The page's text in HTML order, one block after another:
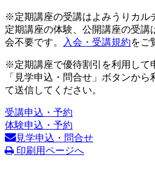
※定期講座の受講はよみうりカル
定期講座の体験、公開講座の受講
会不要です。
入会・受講規約をご
※定期講座で優待割引を利用して
「見学申込・問合せ」ボタンか
て送信してください。
受講申込・予約
体験申込・予約
見学申込・問合せ
印刷用ページへ